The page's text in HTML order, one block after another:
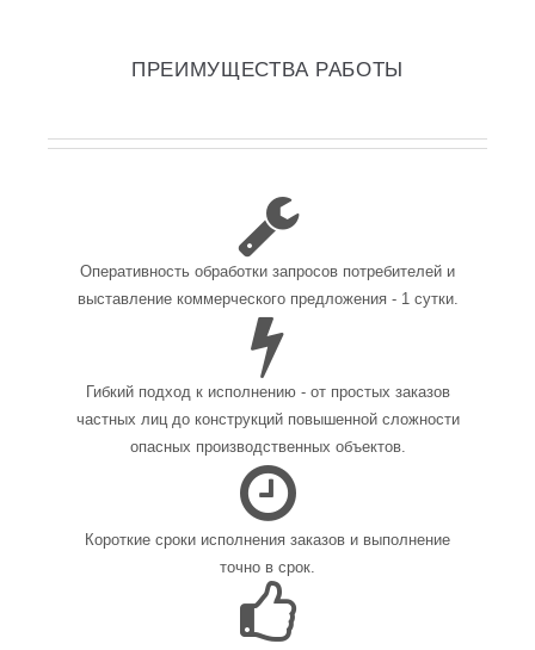
ПРЕИМУЩЕСТВА РАБОТЫ
Оперативность обработки запросов потребителей и
выставление коммерческого предложения - 1 сутки.
Гибкий подход к исполнению - от простых заказов
частных лиц до конструкций повышенной сложности
опасных производственных объектов.
Короткие сроки исполнения заказов и выполнение
точно в срок.